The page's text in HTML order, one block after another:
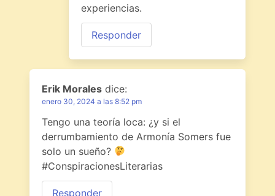
experiencias.
Responder
Erik Morales dice:
enero 30, 2024 a las 8:52 pm
Tengo una teoría loca: ¿y si el
derrumbamiento de Armonía Somers fue
solo un sueño?
#ConspiracionesLiterarias
Responder